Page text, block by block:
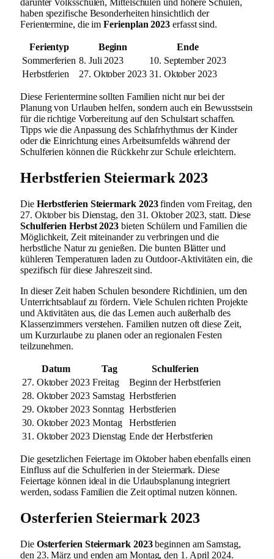
darunter Volksschulen, Mittelschulen und höhere Schulen,
haben spezifische Besonderheiten hinsichtlich der
Ferientermine, die imFerienplan 2023 erfasst sind.
Ferientyp Beginn
Ende
Sommerferien 8. Juli 2023
10. September 2023
Herbstferien
27. Oktober 2023 31. Oktober 2023
Diese Ferientermine sollten Familien nicht nur bei der
Planung von Urlauben helfen, sondern auch ein Bewusstsein
für die richtige Vorbereitung auf den Schulstart schaffen.
Tipps wie die Anpassung des Schlafrhythmus der Kinder
oder die Einrichtung eines Arbeitsumfelds während der
Schulferien können die Rückkehr zur Schule erleichtern.
Herbstferien Steiermark 2023
Die Herbstferien Steiermark 2023finden vom Freitag, den
27. Oktober bis Dienstag, den 31. Oktober 2023, statt. Diese
Schulferien Herbst 2023 bieten Schülern und Familien die
Möglichkeit, Zeit miteinander zu verbringen und die
herbstliche Natur zu genießen. Die bunten Blätter und
kühleren Temperaturen laden zu Outdoor-Aktivitäten ein, die
spezifisch für diese Jahreszeit sind.
In dieser Zeit haben Schulen besondere Richtlinien, um den
Unterrichtsablauf zu fördern. Viele Schulen richten Projekte
und Aktivitäten aus, die das Lernen auch außerhalb des
Klassenzimmers verstehen. Familien nutzen oft diese Zeit,
um Kurzurlaube zu planen oder an regionalen Festen
teilzunehmen.
Datum Tag
Schulferien
27. Oktober 2023 Freitag
Beginn der Herbstferien
28. Oktober 2023 Samstag Herbstferien
29. Oktober 2023 Sonntag Herbstferien
30. Oktober 2023 Montag
Herbstferien
31. Oktober 2023 Dienstag Ende der Herbstferien
Die gesetzlichen Feiertage im Oktober haben ebenfalls einen
Einfluss auf die Schulferien in der Steiermark. Diese
Feiertage können ideal in die Urlaubsplanung integriert
werden, sodass Familien die Zeit optimal nutzen können.
Osterferien Steiermark 2023
Die Osterferien Steiermark 2023beginnen am Samstag,
den 23. März und enden am Montag, den 1. April 2024.